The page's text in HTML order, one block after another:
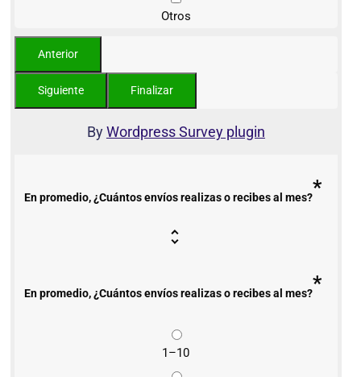
Otros
ByWordpress Survey plugin
En promedio, ¿Cuántos envíos realizas o recibes al mes?*
En promedio, ¿Cuántos envíos realizas o recibes al mes?*
1–10